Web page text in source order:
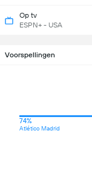
Op tv
ESPN+ - USA
Voorspellingen
74%
Atlético Madrid